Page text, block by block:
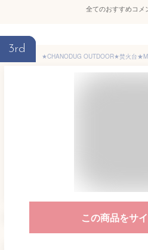
全てのおすすめコメ
3rd
この商品をサ